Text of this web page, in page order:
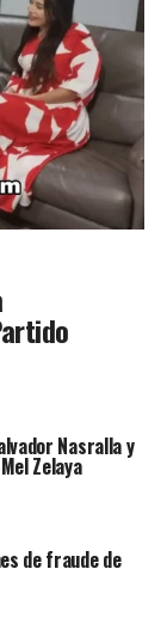
Nasralla y
Zelaya
de fraude de